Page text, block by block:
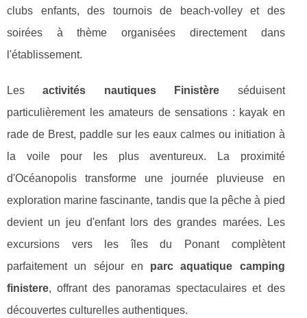
clubs enfants, des tournois de beach-volley et des
soirées à thème organisées directement dans
l'établissement.
Lesactivités nautiques Finistère séduisent
particulièrement les amateurs de sensations : kayak en
rade de Brest, paddle sur les eaux calmes ou initiation à
la voile pour les plus aventureux. La proximité
d'Océanopolis transforme une journée pluvieuse en
exploration marine fascinante, tandis que la pêche à pied
devient un jeu d'enfant lors des grandes marées. Les
excursions vers les îles du Ponant complètent
parfaitement un séjour en parc aquatique camping
finistere, offrant des panoramas spectaculaires et des
découvertes culturelles authentiques.